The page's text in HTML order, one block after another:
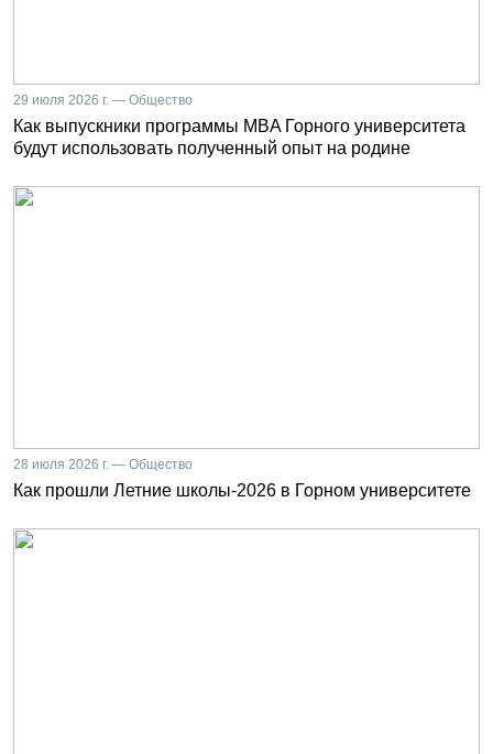
29 июля 2026 г. — Общество
Как выпускники программы MBA Горного университета
будут использовать полученный опыт на родине
28 июля 2026 г. — Общество
Как прошли Летние школы-2026 в Горном университете